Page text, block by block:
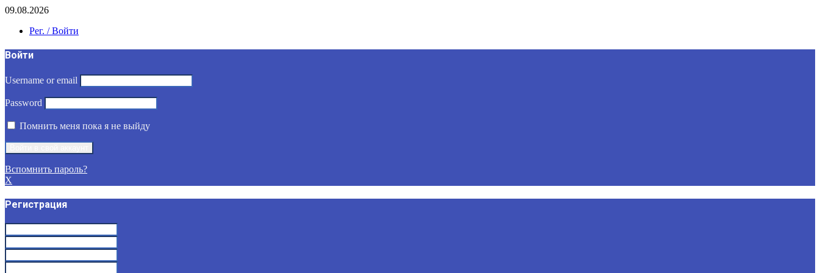
09.08.2026
Рег. / Войти
Войти
Username or email
Password
Помнить меня пока я не выйду
Вспомнить пароль?
X
Регистрация